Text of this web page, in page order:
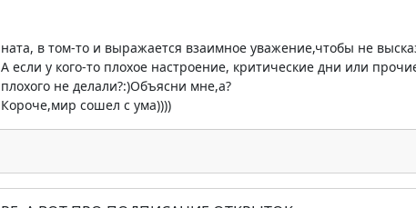
ната, в том-то и выражается взаимное уважение,чтобы не
А если у кого-то плохое настроение, критические дни или
плохого не делали?:)Объясни мне,а?
Короче,мир сошел с ума))))